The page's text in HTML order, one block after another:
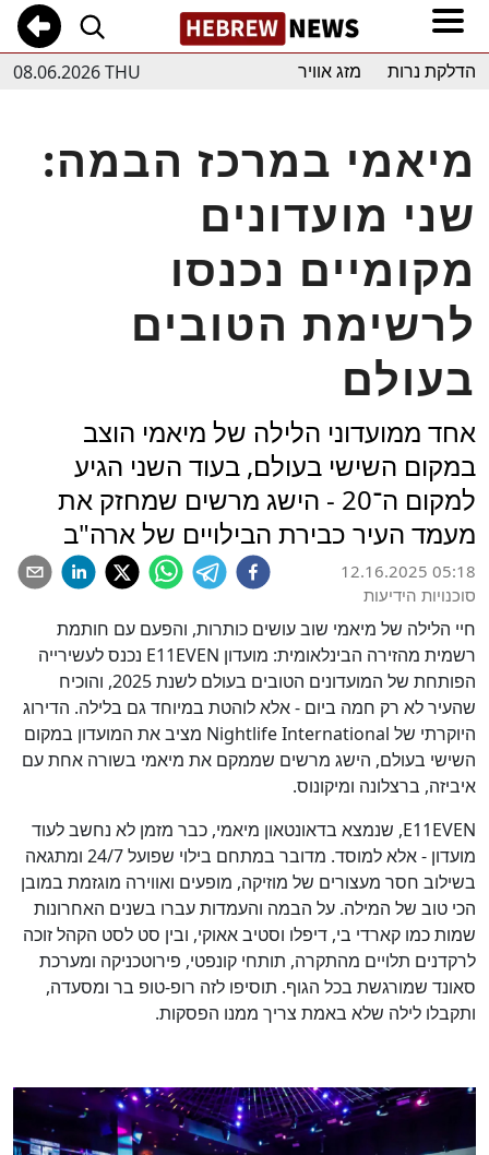
08.06.2026 THU הדלקת נרות מזג אוויר
מיאמי במרכז הבמה:
שני מועדונים
מקומיים נכנסו
לרשימת הטובים
בעולם
אחד ממועדוני הלילה של מיאמי הוצב
במקום השישי בעולם, בעוד השני הגיע
למקום ה־20 - הישג מרשים שמחזק את
מעמד העיר כבירת הבילויים של ארה"ב
12.16.2025 05:18
סוכנויות הידיעות
חיי הלילה של מיאמי שוב עושים כותרות, והפעם עם חותמת
רשמית מהזירה הבינלאומית: מועדון E11EVEN נכנס לעשירייה
הפותחת של המועדונים הטובים בעולם לשנת 2025, והוכיח
שהעיר לא רק חמה ביום - אלא לוהטת במיוחד גם בלילה. הדירוג
היוקרתי של Nightlife International מציב את המועדון במקום
השישי בעולם, הישג מרשים שממקם את מיאמי בשורה אחת עם
איביזה, ברצלונה ומיקונוס.
E11EVEN, שנמצא בדאונטאון מיאמי, כבר מזמן לא נחשב לעוד
מועדון - אלא למוסד. מדובר במתחם בילוי שפועל 24/7 ומתגאה
בשילוב חסר מעצורים של מוזיקה, מופעים ואווירה מוגזמת במובן
הכי טוב של המילה. על הבמה והעמדות עברו בשנים האחרונות
שמות כמו קארדי בי, דיפלו וסטיב אאוקי, ובין סט לסט הקהל זוכה
לרקדנים תלויים מהתקרה, תותחי קונפטי, פירוטכניקה ומערכת
סאונד שמורגשת בכל הגוף. תוסיפו לזה רופ-טופ בר ומסעדה,
ותקבלו לילה שלא באמת צריך ממנו הפסקות.